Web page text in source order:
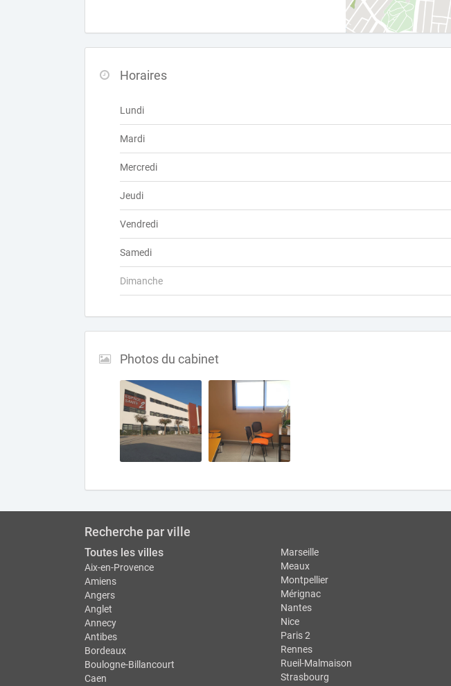
Horaires
Lundi
Mardi
Mercredi
Jeudi
Vendredi
Samedi
Dimanche
Photos du cabinet
Recherche par ville
Toutes les villes
Aix-en-Provence
Amiens
Angers
Anglet
Annecy
Antibes
Bordeaux
Boulogne-Billancourt
Caen
Marseille
Meaux
Montpellier
Mérignac
Nantes
Nice
Paris 2
Rennes
Rueil-Malmaison
Strasbourg